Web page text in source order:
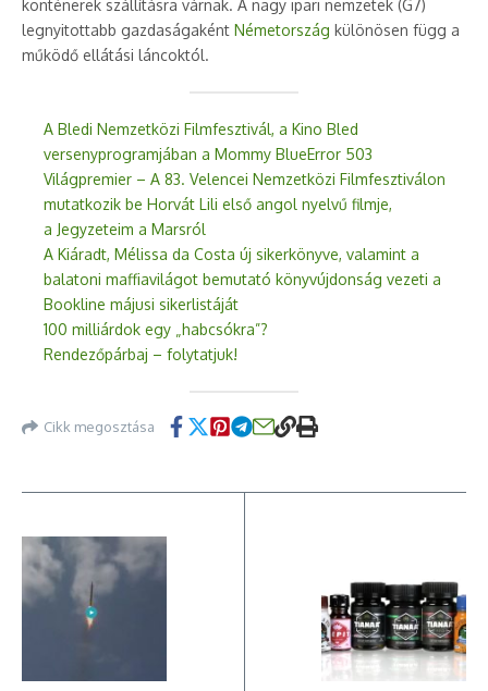
konténerek szállításra várnak. A nagy ipari nemzetek (G7)
legnyitottabb gazdaságaként Németország különösen függ a
működő ellátási láncoktól.
A Bledi Nemzetközi Filmfesztivál, a Kino Bled
versenyprogramjában a Mommy BlueError 503
Világpremier – A 83. Velencei Nemzetközi Filmfesztiválon
mutatkozik be Horvát Lili első angol nyelvű filmje,
a Jegyzeteim a Marsról
A Kiáradt, Mélissa da Costa új sikerkönyve, valamint a
balatoni maffiavilágot bemutató könyvújdonság vezeti a
Bookline májusi sikerlistáját
100 milliárdok egy „habcsókra”?
Rendezőpárbaj – folytatjuk!
Cikk megosztása